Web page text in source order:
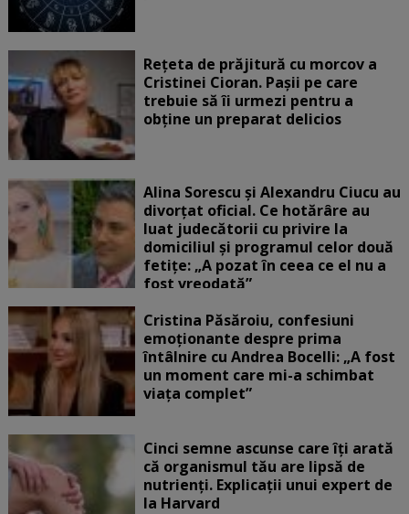
Rețeta de prăjitură cu morcov a
Cristinei Cioran. Pașii pe care
trebuie să îi urmezi pentru a
obține un preparat delicios
Alina Sorescu și Alexandru Ciucu au
divorțat oficial. Ce hotărâre au
luat judecătorii cu privire la
domiciliul și programul celor două
fetițe: „A pozat în ceea ce el nu a
fost vreodată”
Cristina Păsăroiu, confesiuni
emoționante despre prima
întâlnire cu Andrea Bocelli: „A fost
un moment care mi-a schimbat
viața complet”
Cinci semne ascunse care îți arată
că organismul tău are lipsă de
nutrienți. Explicații unui expert de
la Harvard